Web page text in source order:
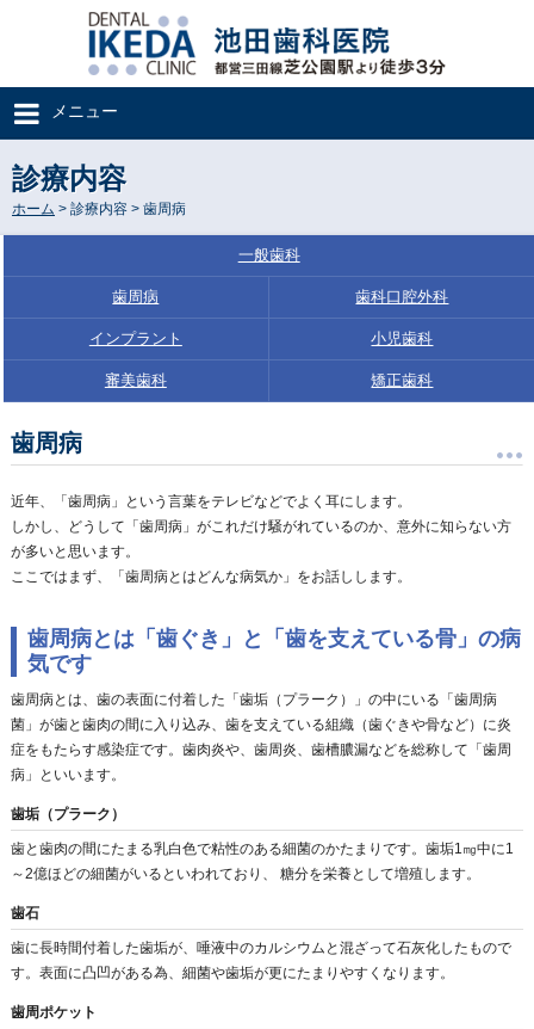
メニュー
診療内容
ホーム > 診療内容 > 歯周病
一般歯科
歯周病 歯科口腔外科
インプラント 小児歯科
審美歯科 矯正歯科
歯周病
近年、「歯周病」という言葉をテレビなどでよく耳にします。
しかし、どうして「歯周病」がこれだけ騒がれているのか、意外に知らない方
が多いと思います。
ここではまず、「歯周病とはどんな病気か」をお話しします。
歯周病とは「歯ぐき」と「歯を支えている骨」の病
気です
歯周病とは、歯の表面に付着した「歯垢（プラーク）」の中にいる「歯周病
菌」が歯と歯肉の間に入り込み、歯を支えている組織（歯ぐきや骨など）に炎
症をもたらす感染症です。歯肉炎や、歯周炎、歯槽膿漏などを総称して「歯周
病」といいます。
歯垢（プラーク）
歯と歯肉の間にたまる乳白色で粘性のある細菌のかたまりです。歯垢1㎎中に1
～2億ほどの細菌がいるといわれており、 糖分を栄養として増殖します。
歯石
歯に長時間付着した歯垢が、唾液中のカルシウムと混ざって石灰化したもので
す。表面に凸凹がある為、細菌や歯垢が更にたまりやすくなります。
歯周ポケット